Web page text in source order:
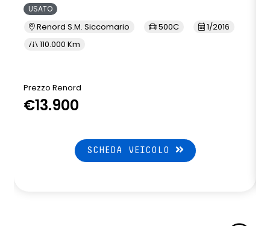
USATO
Renord S.M. Siccomario 500C
1/2016
110.000 Km
Prezzo Renord
€13.900
SCHEDA VEICOLO